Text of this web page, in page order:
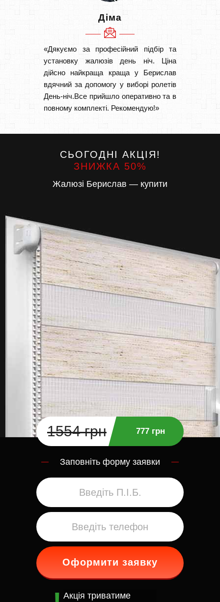
Діма
«Дякуємо за професійний підбір та
установку жалюзів день ніч. Ціна
дійсно найкраща краща у Берислав
вдячний за допомогу у виборі ролетів
День-ніч.Все прийшло оперативно та в
повному комплекті. Рекомендую!»
СЬОГОДНІ АКЦІЯ!
ЗНИЖКА 50%
Жалюзі Берислав — купити
1554 грн 777 грн
Заповніть форму заявки
Оформити заявку
Акція триватиме